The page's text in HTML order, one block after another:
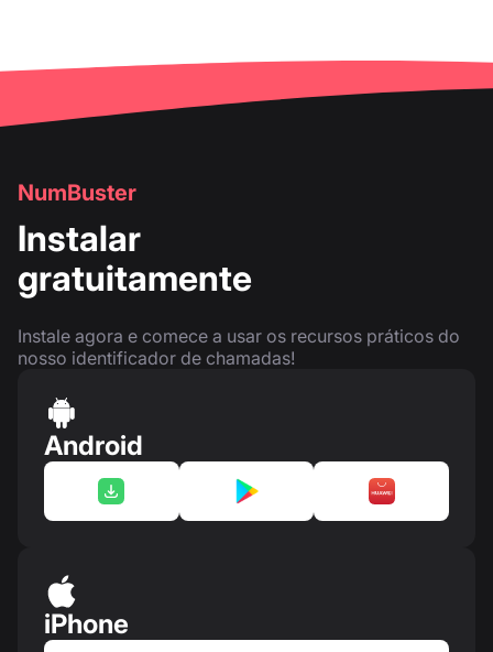
NumBuster
Instalar
gratuitamente
Instale agora e comece a usar os recursos práticos do
nosso identificador de chamadas!
Android
iPhone